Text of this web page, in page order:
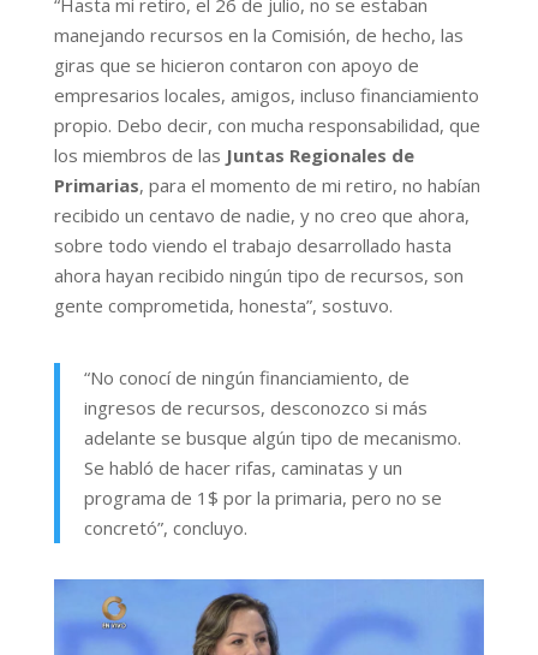
manejando recursos en la Comisión, de hecho, las
giras que se hicieron contaron con apoyo de
empresarios locales, amigos, incluso financiamiento
propio. Debo decir, con mucha responsabilidad, que
los miembros de las Juntas Regionales de
Primarias, para el momento de mi retiro, no habían
recibido un centavo de nadie, y no creo que ahora,
sobre todo viendo el trabajo desarrollado hasta
ahora hayan recibido ningún tipo de recursos, son
gente comprometida, honesta”, sostuvo.
“No conocí de ningún financiamiento, de
ingresos de recursos, desconozco si más
adelante se busque algún tipo de mecanismo.
Se habló de hacer rifas, caminatas y un
programa de 1$ por la primaria, pero no se
concretó”, concluyo.